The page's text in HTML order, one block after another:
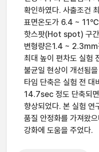
확인하였다. 사출조건
표면온도가 6.4 ~ 11℃
핫스팟(Hot spot) 구간
변형량은1.4 ~ 2.3mm
최대 높이 편차도 실험
불균일 현상이 개선됨
타임 단축은 실험 전
14.7sec 정도 단축되
향상되었다. 본 실험 연
품질 안정화를 가져왔
강화에 도움을 주었다.